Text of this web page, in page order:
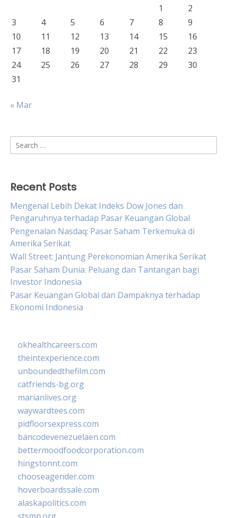
1
2
3
4 5 6 7 8
9
10
11 12 13 14 15
16
17
18 19 20 21 22
23
24
25 26 27 28 29
30
31
« Mar
Search
for:
Recent Posts
Mengenal Lebih Dekat Indeks Dow Jones dan
Pengaruhnya terhadap Pasar Keuangan Global
Pengenalan Nasdaq: Pasar Saham Terkemuka di
Amerika Serikat
Wall Street: Jantung Perekonomian Amerika Serikat
Pasar Saham Dunia: Peluang dan Tantangan bagi
Investor Indonesia
Pasar Keuangan Global dan Dampaknya terhadap
Ekonomi Indonesia
okhealthcareers.com
theintexperience.com
unboundedthefilm.com
catfriends-bg.org
marianlives.org
waywardtees.com
pidfloorsexpress.com
bancodevenezuelaen.com
bettermoodfoodcorporation.com
hingstonnt.com
chooseagender.com
hoverboardssale.com
alaskapolitics.com